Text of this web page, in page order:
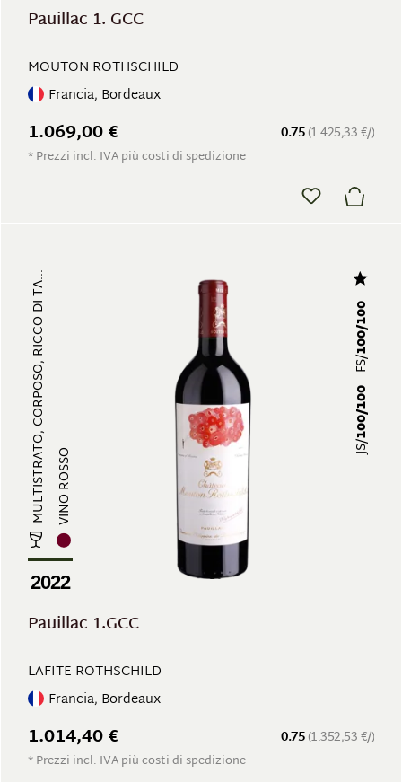
Pauillac 1. GCC
MOUTON ROTHSCHILD
Francia, Bordeaux
0.75(1.425,33 €/)
1.069,00 €
* Prezzi incl. IVA più costi di spedizione
MULTISTRATO, CORPOSO, RICCO DI TA...VINO ROSSO
2022
JS/
100/100
FS/
100/100
Pauillac 1.GCC
LAFITE ROTHSCHILD
Francia, Bordeaux
0.75(1.352,53 €/)
1.014,40 €
* Prezzi incl. IVA più costi di spedizione